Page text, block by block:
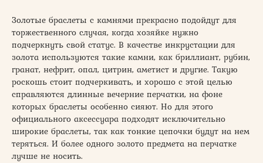
Золотые браслеты с камнями прекрасно подойдут для
торжественного случая, когда хозяйке нужно
подчеркнуть свой статус. В качестве инкрустации для
золота используются такие камни, как бриллиант, рубин,
гранат, нефрит, опал, цитрин, аметист и другие. Такую
роскошь стоит подчеркивать, и хорошо с этой целью
справляются длинные вечерние перчатки, на фоне
которых браслеты особенно сияют. Но для этого
официального аксессуара подходят исключительно
широкие браслеты, так как тонкие цепочки будут на нем
теряться. И более одного золото предмета на перчатке
лучше не носить.